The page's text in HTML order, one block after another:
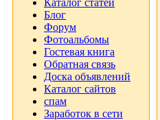
Каталог статей
Блог
Форум
Фотоальбомы
Гостевая книга
Обратная связь
Доска объявлений
Каталог сайтов
спам
Заработок в сети